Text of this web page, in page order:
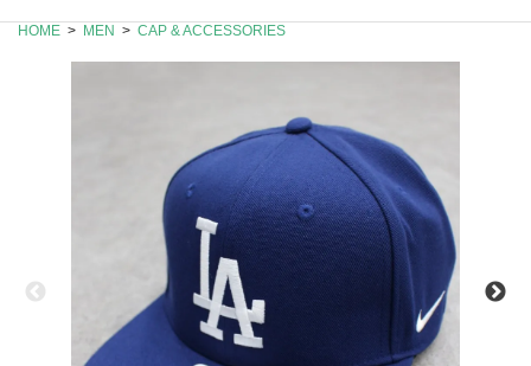
HOME > MEN > CAP & ACCESSORIES